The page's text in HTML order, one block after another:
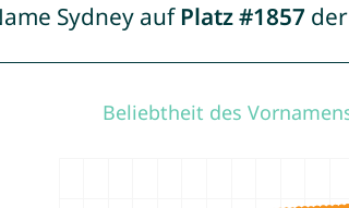
Sydney auf Platz #1857 der